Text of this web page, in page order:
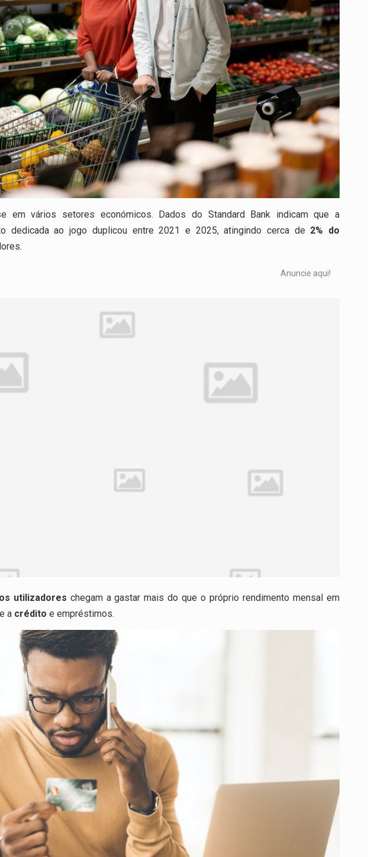
em vários setores económicos. Dados do Standard Bank indicam que a
dedicada ao jogo duplicou entre 2021 e 2025, atingindo cerca de 2% do
Anuncie aqui!
utilizadores chegam a gastar mais do que o próprio rendimento mensal em
a crédito e empréstimos.